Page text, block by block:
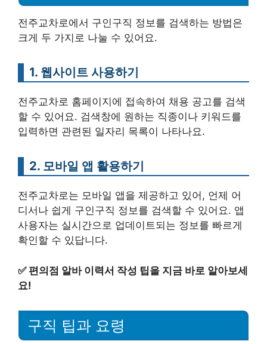
전주교차로에서 구인구직 정보를 검색하는 방법은
크게 두 가지로 나눌 수 있어요.
1. 웹사이트 사용하기
전주교차로 홈페이지에 접속하여 채용 공고를 검색
할 수 있어요. 검색창에 원하는 직종이나 키워드를
입력하면 관련된 일자리 목록이 나타나요.
2. 모바일 앱 활용하기
전주교차로는 모바일 앱을 제공하고 있어, 언제 어
디서나 쉽게 구인구직 정보를 검색할 수 있어요. 앱
사용자는 실시간으로 업데이트되는 정보를 빠르게
확인할 수 있답니다.
✅ 편의점 알바 이력서 작성 팁을 지금 바로 알아보세
요!
구직 팁과 요령